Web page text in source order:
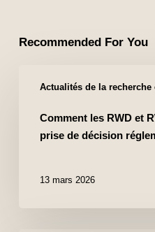
Recommended For You
Actualités de la
Comment les RWD et
prise de décision
13 mars 2026